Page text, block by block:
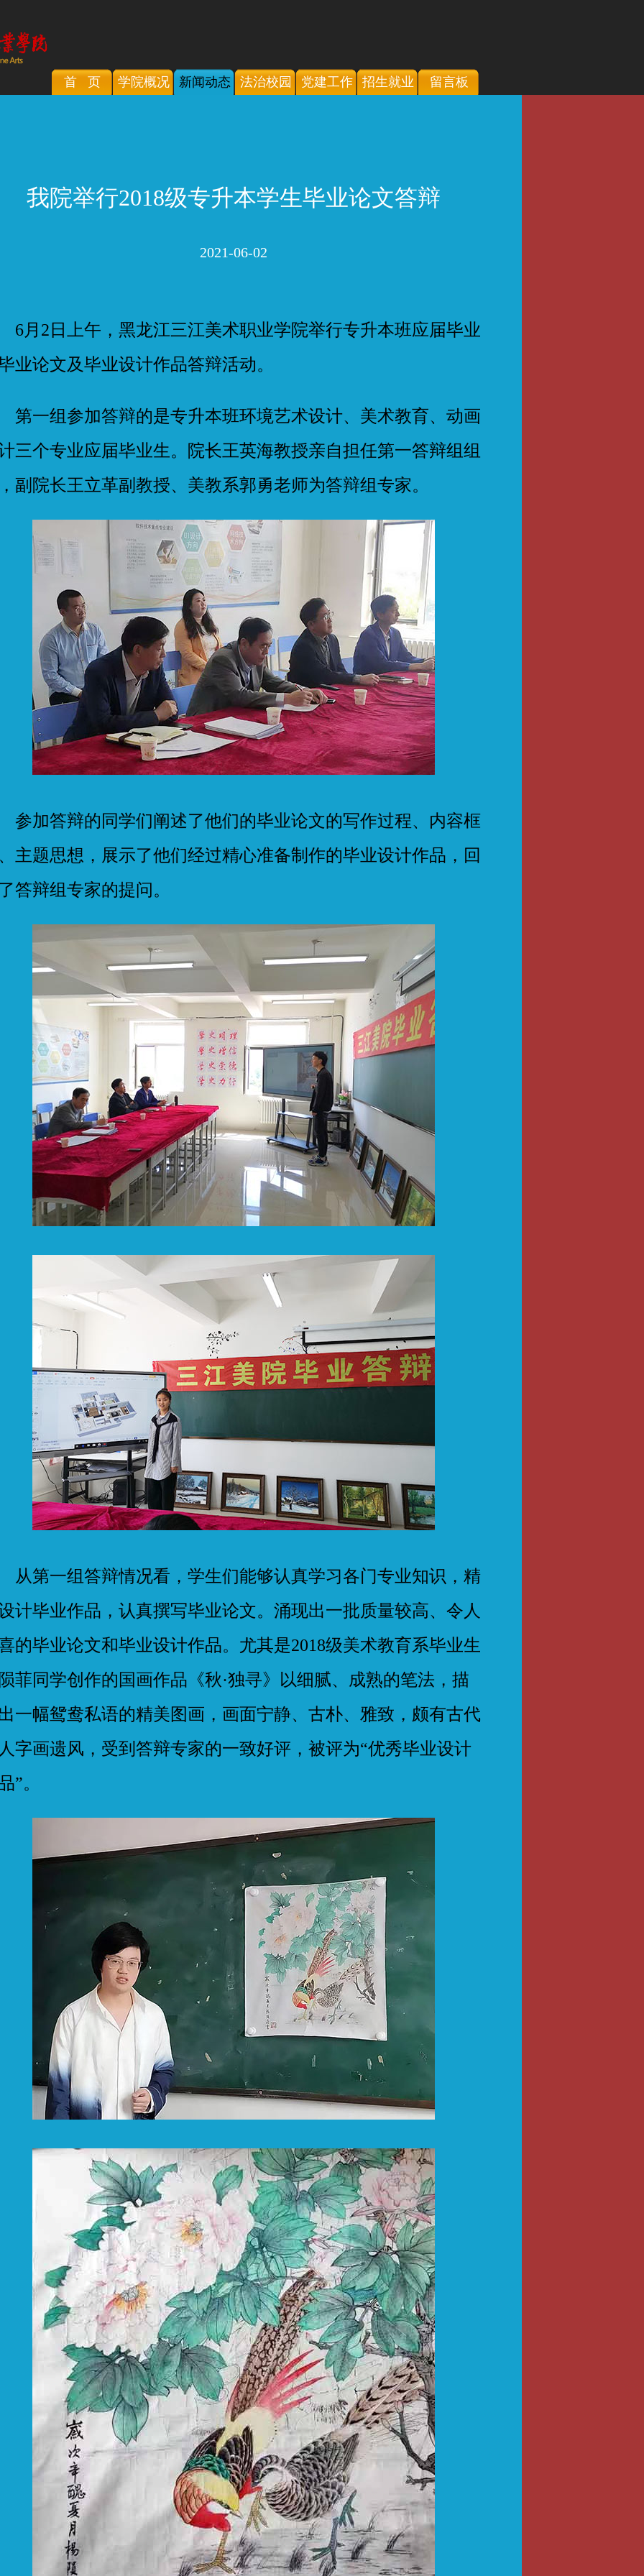
首 页 学院概况 新闻动态 法治校园 党建工作 招生就业 留言板
我院举行2018级专升本学生毕业论文答辩
2021-06-02
2日上午，黑龙江三江美术职业学院举行专升本班应届毕业
业论文及毕业设计作品答辩活动。
组参加答辩的是专升本班环境艺术设计、美术教育、动画
三个专业应届毕业生。院长王英海教授亲自担任第一答辩组组
副院长王立革副教授、美教系郭勇老师为答辩组专家。
答辩的同学们阐述了他们的毕业论文的写作过程、内容框
主题思想，展示了他们经过精心准备制作的毕业设计作品，回
答辩组专家的提问。
一组答辩情况看，学生们能够认真学习各门专业知识，精
计毕业作品，认真撰写毕业论文。涌现出一批质量较高、令人
的毕业论文和毕业设计作品。尤其是2018级美术教育系毕业生
菲同学创作的国画作品《秋·独寻》以细腻、成熟的笔法，描
一幅鸳鸯私语的精美图画，画面宁静、古朴、雅致，颇有古代
字画遗风，受到答辩专家的一致好评，被评为“优秀毕业设计
”。